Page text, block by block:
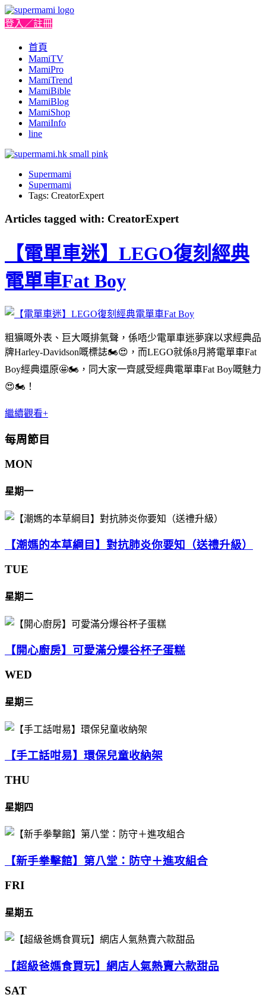
登入／註冊
首頁
MamiTV
MamiPro
MamiTrend
MamiBible
MamiBlog
MamiShop
MamiInfo
line
Supermami
Supermami
Tags: CreatorExpert
Articles tagged with: CreatorExpert
【電單車迷】LEGO復刻經典
電單車Fat Boy
粗獷嘅外表、巨大嘅排氣聲，係唔少電單車迷夢寐以求經典品
牌Harley-Davidson嘅標誌🏍😍，而LEGO就係8月將電單車Fat
Boy經典還原🤩🏍，同大家一齊感受經典電單車Fat Boy嘅魅力
😍🏍！
繼續觀看+
每周節目
MON
星期一
【潮媽的本草綱目】對抗肺炎你要知（送禮升級）
TUE
星期二
【開心廚房】可愛滿分爆谷杯子蛋糕
WED
星期三
【手工話咁易】環保兒童收納架
THU
星期四
【新手拳擊館】第八堂：防守＋進攻組合
FRI
星期五
【超級爸媽食買玩】網店人氣熱賣六款甜品
SAT